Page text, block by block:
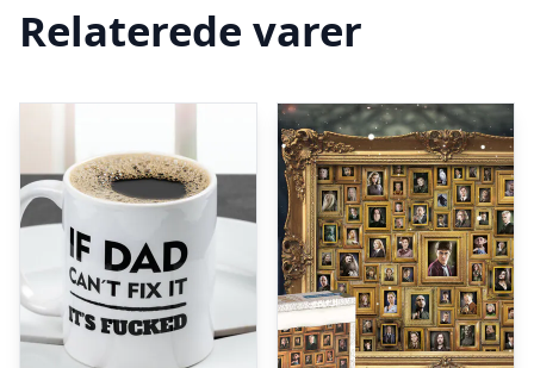
Relaterede varer